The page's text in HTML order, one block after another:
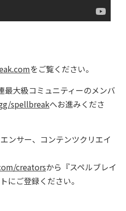
をご覧ください。
大級コミュニティーのメンバ
spellbreakへお進みくださ
ンサー、コンテンツクリエイ
creatorsから『スペルブレイ
にご登録ください。